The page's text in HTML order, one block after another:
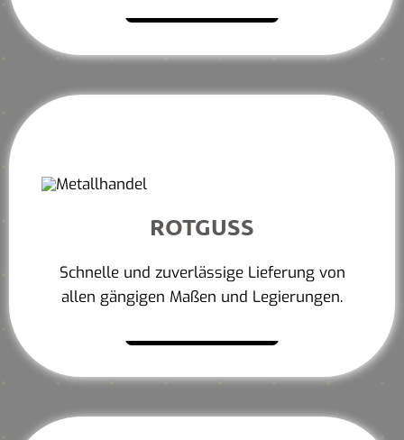
ROTGUSS
Schnelle und zuverlässige Lieferung von
allen gängigen Maßen und Legierungen.